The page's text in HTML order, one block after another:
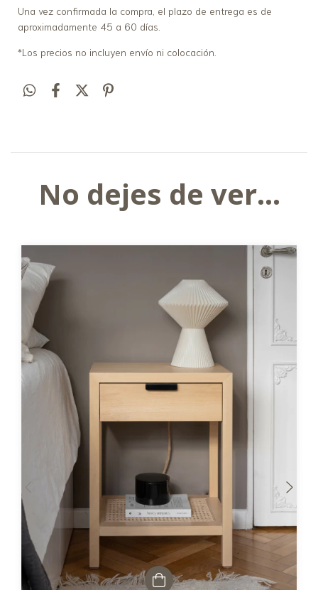
Una vez confirmada la compra, el plazo de entrega es de
aproximadamente 45 a 60 días.
*Los precios no incluyen envío ni colocación.
No dejes de ver...